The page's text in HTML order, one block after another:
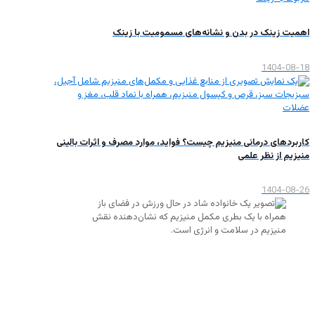
اهمیت زینک در بدن و نشانه‌های مسمومیت با زینک
1404-08-18
کاربردهای درمانی منیزیم چیست؟ فواید، موارد مصرف و اثرات بالینی
منیزیم از نظر علمی
1404-08-26